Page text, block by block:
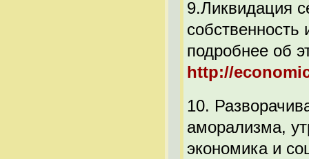
9.Ликвидация
подробнее об
http://
10.
аморализма,
экономика и